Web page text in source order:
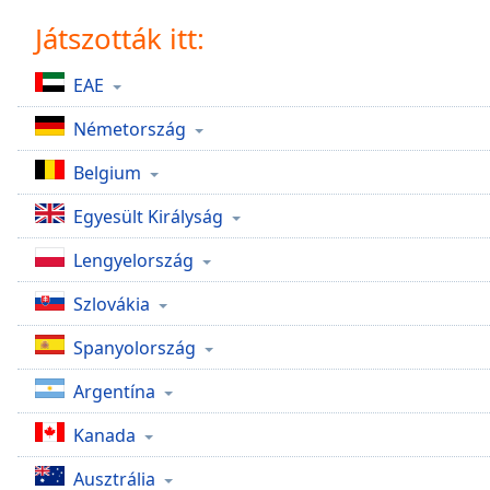
Chapters
Descriptions
descriptions
off,
selected
Subtitles
subtitles
settings,
opens
subtitles
settings
dialog
subtitles
off
selected
Játszották itt:
EAE
Németország
Belgium
Egyesült Királyság
Lengyelország
Szlovákia
Spanyolország
Argentína
Kanada
Ausztrália